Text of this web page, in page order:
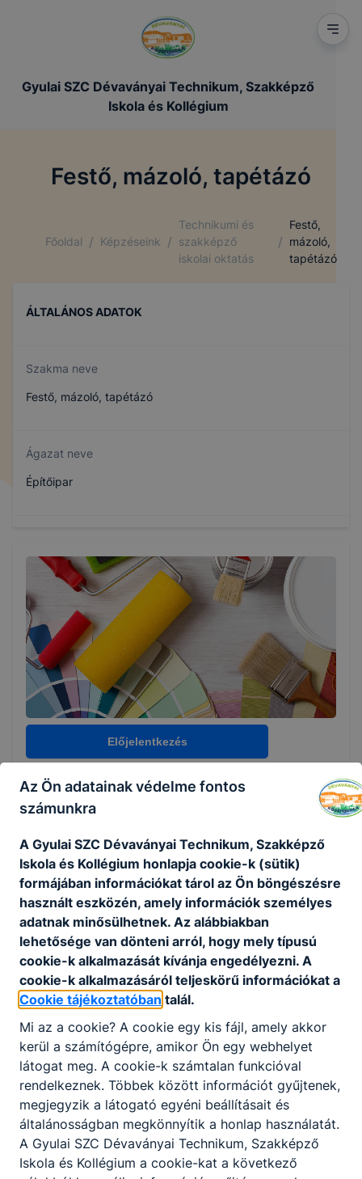
Gyulai SZC Dévaványai Technikum, Szakképző
Iskola és Kollégium
Festő, mázoló, tapétázó
Főoldal / Képzéseink /
Technikumi és
szakképző
iskolai oktatás
/
Festő,
mázoló,
tapétázó
ÁLTALÁNOS ADATOK
Szakma neve
Festő, mázoló, tapétázó
Ágazat neve
Építőipar
407320605
Képzés időtartama
3 év
Választható szakmairányok:
Nem válaszható
KKK/PTT
KKK letöltése (pdf)
Okleveles technikusképzés
Nem
Előjelentkezés
Építőipar ágazat képzése, amely szakképzettség
megszerzésével zárul. Festő, mázoló, tapétázó
feladata a különféle alapfelületek festése,
mázolása, díszítése, megóvása a környezet
hatásaival szemben.
A megfelelő bevonatrendszer kiválasztásához
elengedhetetlen a szakszerű felületdiagnosztika,
majd a felület előkezelése, előkészítése.
Tevékenységét a kézi és gépi festési technológiák
alkalmazásával önállóan, a munkavédelmi,
környezetvédelmi és biztonsági előírások szerint
végzi.
Tevékenységével, a festési folyamat alkalmazásán
keresztül részt vesz az építőipari technológiai
folyamatokban.
Ajánlott minden ﬁatal számára, aki kreatív
gondolkodású, jó a kézügyessége és szeret
változatos munkakörnyezetben dolgozni.
Az Ön adatainak védelme fontos
számunkra
A Gyulai SZC Dévaványai Technikum, Szakképző
Iskola és Kollégium honlapja cookie-k (sütik)
formájában információkat tárol az Ön böngészésre
használt eszközén, amely információk személyes
adatnak minősülhetnek. Az alábbiakban
lehetősége van dönteni arról, hogy mely típusú
cookie-k alkalmazását kívánja engedélyezni. A
cookie-k alkalmazásáról teljeskörű információkat a
Cookie tájékoztatóban talál.
Mi az a cookie? A cookie egy kis fájl, amely akkor
kerül a számítógépre, amikor Ön egy webhelyet
látogat meg. A cookie-k számtalan funkcióval
rendelkeznek. Többek között információt gyűjtenek,
megjegyzik a látogató egyéni beállításait és
általánosságban megkönnyítik a honlap használatát.
A Gyulai SZC Dévaványai Technikum, Szakképző
Iskola és Kollégium a cookie-kat a következő